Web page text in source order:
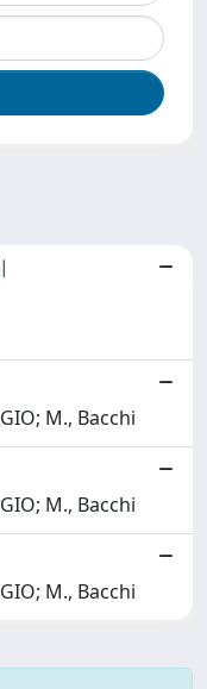
M., Bacchi
M., Bacchi
M., Bacchi